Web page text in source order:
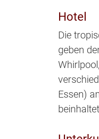
Hotel
Die
geben
Essen)